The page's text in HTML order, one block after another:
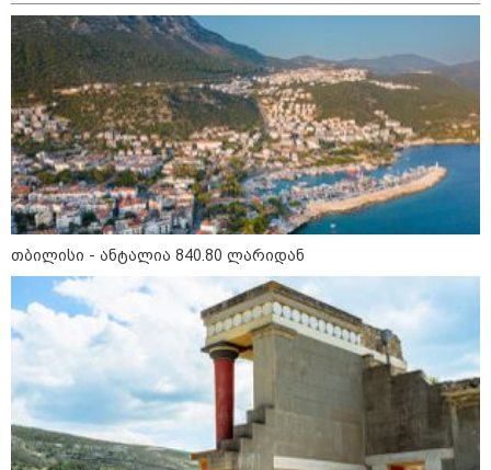
ნია იმნაძეს და ანასტასია
ბერუაშვილს ბრალდება
წარედგინათ - რამდენ წლიანი
პატიმრობა ემუქრებათ
არასრულწლოვნებს?
სამართალი
თბილისი - ანტალია 840.80 ლარიდან